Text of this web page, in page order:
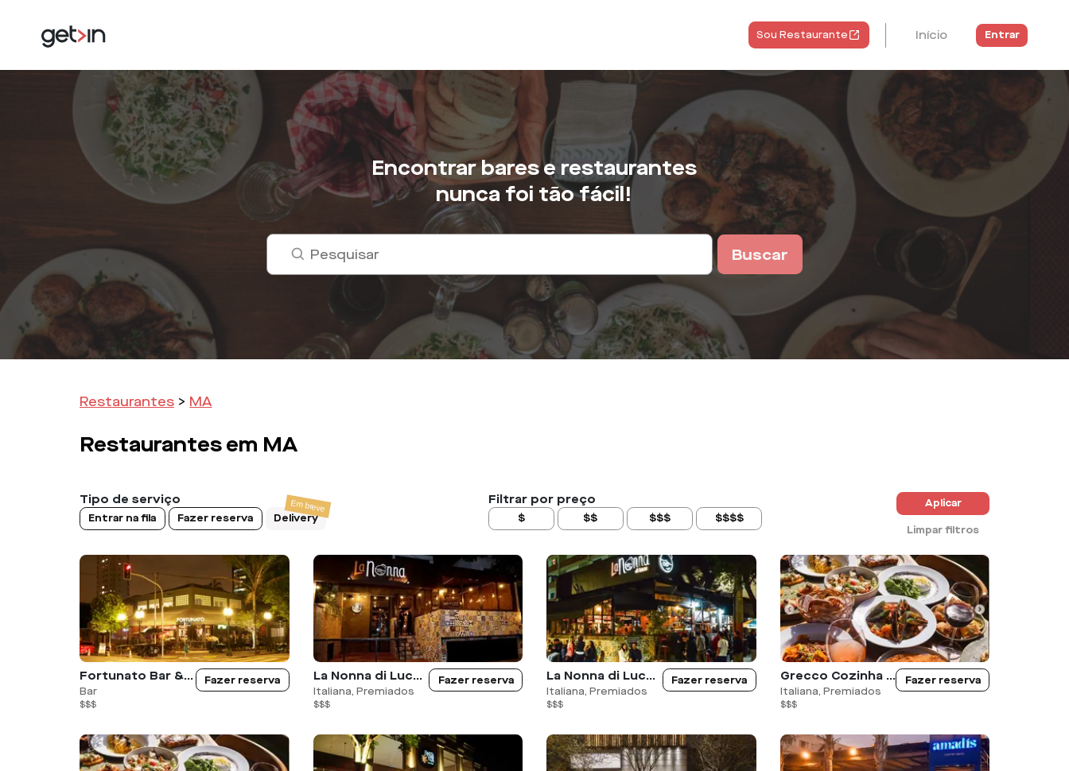
Sou Restaurante Início Entrar
Encontrar bares e restaurantes
nunca foi tão fácil!
Buscar
Restaurantes > MA
Restaurantes em MA
Tipo de serviço
Entrar na fila Fazer reserva Delivery
Filtrar por preço
$ $$ $$$ $$$$
Aplicar
Limpar filtros
Fortunato Bar & Gastronomia
Bar
$$$
Fazer reserva La Nonna di Lucca - Pinheiros
Italiana, Premiados
$$$
Fazer reserva La Nonna di Lucca - Moema
Italiana, Premiados
$$$
Fazer reserva Grecco Cozinha Rústica - Jundiai
Italiana, Premiados
$$$
Fazer reserva